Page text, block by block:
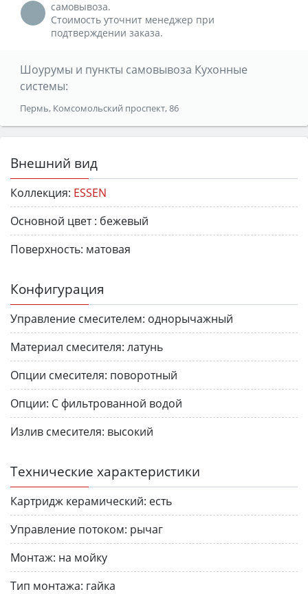
самовывоза.
Стоимость уточнит менеджер при
подтверждении заказа.
Шоурумы и пункты самовывоза Кухонные
системы:
Пермь, Комсомольский проспект, 86
Внешний вид
Коллекция: ESSEN
Основной цвет : бежевый
Поверхность: матовая
Конфигурация
Управление смесителем: однорычажный
Материал смесителя: латунь
Опции смесителя: поворотный
Опции: С фильтрованной водой
Излив смесителя: высокий
Технические характеристики
Картридж керамический: есть
Управление потоком: рычаг
Монтаж: на мойку
Тип монтажа: гайка